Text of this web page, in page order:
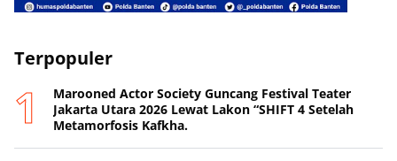
Terpopuler
Marooned Actor Society Guncang Festival Teater
Jakarta Utara 2026 Lewat Lakon “SHIFT 4 Setelah
Metamorfosis Kafkha.